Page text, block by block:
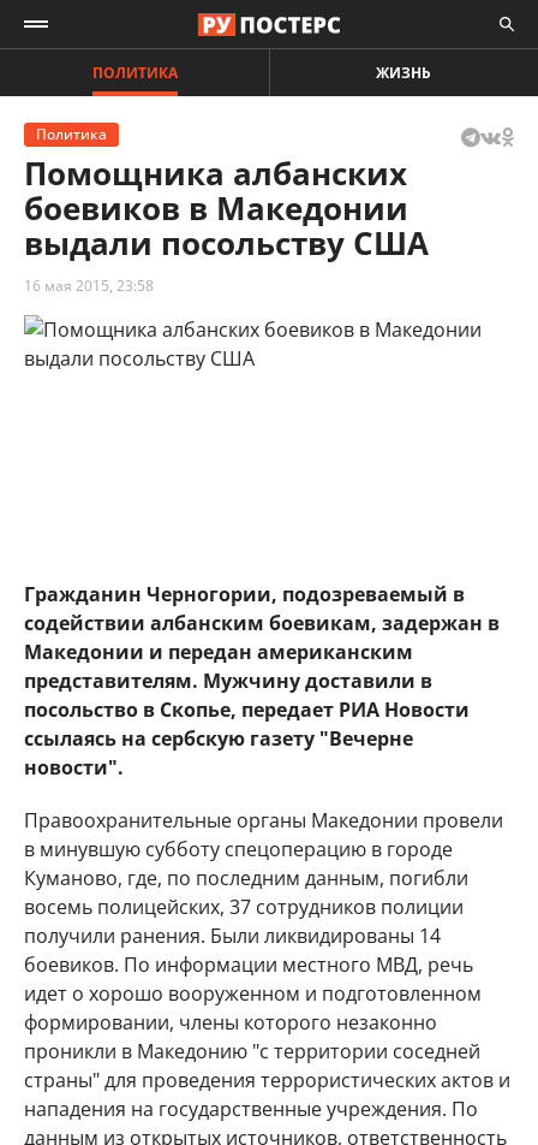
ПОЛИТИКА ЖИЗНЬ
Политика
Помощника албанских
боевиков в Македонии
выдали посольству США
16 мая 2015, 23:58
Гражданин Черногории, подозреваемый в
содействии албанским боевикам, задержан в
Македонии и передан американским
представителям. Мужчину доставили в
посольство в Скопье, передает РИА Новости
ссылаясь на сербскую газету "Вечерне
новости".
Правоохранительные органы Македонии провели
в минувшую субботу спецоперацию в городе
Куманово, где, по последним данным, погибли
восемь полицейских, 37 сотрудников полиции
получили ранения. Были ликвидированы 14
боевиков. По информации местного МВД, речь
идет о хорошо вооруженном и подготовленном
формировании, члены которого незаконно
проникли в Македонию "с территории соседней
страны" для проведения террористических актов и
нападения на государственные учреждения. По
данным из открытых источников, ответственность